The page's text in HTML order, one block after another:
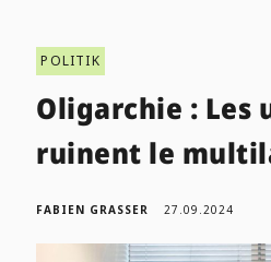
POLITIK
Oligarchie : Les
ruinent le
FABIEN GRASSER 27.09.2024